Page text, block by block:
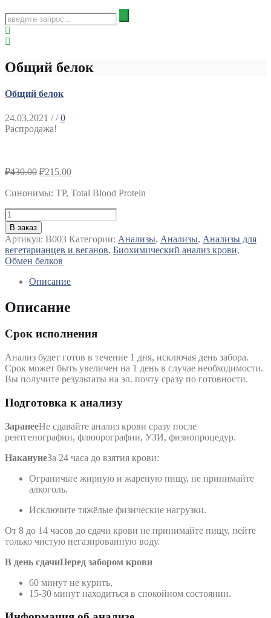
Общий белок
Общий белок
24.03.2021 / /0
Распродажа!
₽430.00 ₽215.00
Синонимы: TP, Total Blood Protein
Количество
Общий
белок
В заказ
Артикул: B003 Категории: Анализы, Анализы, Анализы для
вегетарианцев и веганов, Биохимический анализ крови,
Обмен белков
Описание
Описание
Срок исполнения
Анализ будет готов в течение 1 дня, исключая день забора.
Срок может быть увеличен на 1 день в случае необходимости.
Вы получите результаты на эл. почту сразу по готовности.
Подготовка к анализу
ЗаранееНе сдавайте анализ крови сразу после
рентгенографии, флюорографии, УЗИ, физиопроцедур.
НаканунеЗа 24 часа до взятия крови:
Ограничьте жирную и жареную пищу, не принимайте
алкоголь.
Исключите тяжёлые физические нагрузки.
От 8 до 14 часов до сдачи крови не принимайте пищу, пейте
только чистую негазированную воду.
В день сдачиПеред забором крови
60 минут не курить,
15-30 минут находиться в спокойном состоянии.